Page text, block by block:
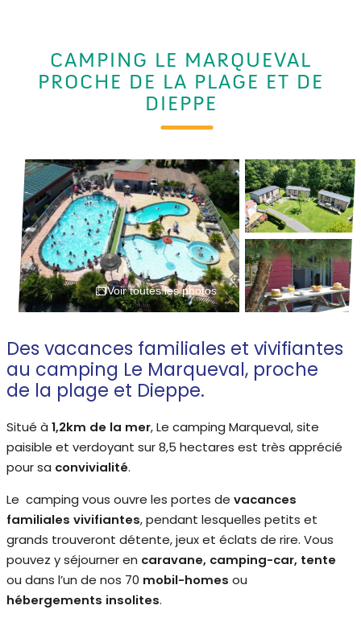
CAMPING LE MARQUEVAL
PROCHE DE LA PLAGE ET DE
DIEPPE
Voir toutes les photos
Des vacances familiales et vivifiantes
au camping Le Marqueval, proche
de la plage et Dieppe.
Situé à 1,2km de la mer, Le camping Marqueval, site
paisible et verdoyant sur 8,5 hectares est très apprécié
pour sa convivialité.
Le camping vous ouvre les portes de vacances
familiales vivifiantes, pendant lesquelles petits et
grands trouveront détente, jeux et éclats de rire. Vous
pouvez y séjourner en caravane, camping-car, tente
ou dans l’un de nos 70 mobil-homes ou
hébergements insolites.